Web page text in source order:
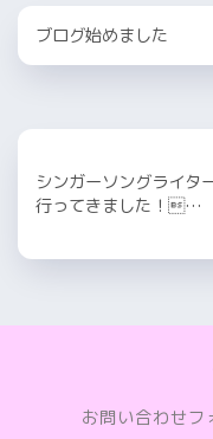
ブログ始めました
シンガーソングライタ
行ってきました！…
お問い合わせフ